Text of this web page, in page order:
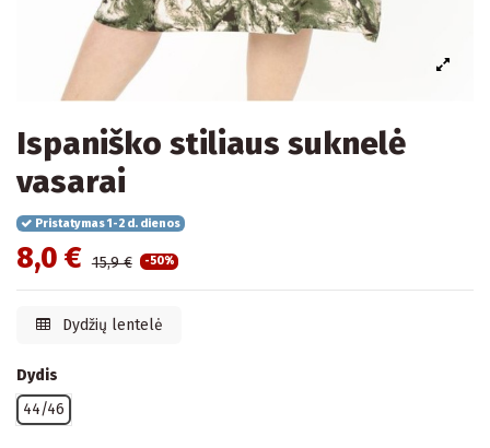
Ispaniško stiliaus suknelė
vasarai
Pristatymas 1-2 d. dienos
8,0 € 15,9 € -50%
Dydžių lentelė
Dydis
44/46